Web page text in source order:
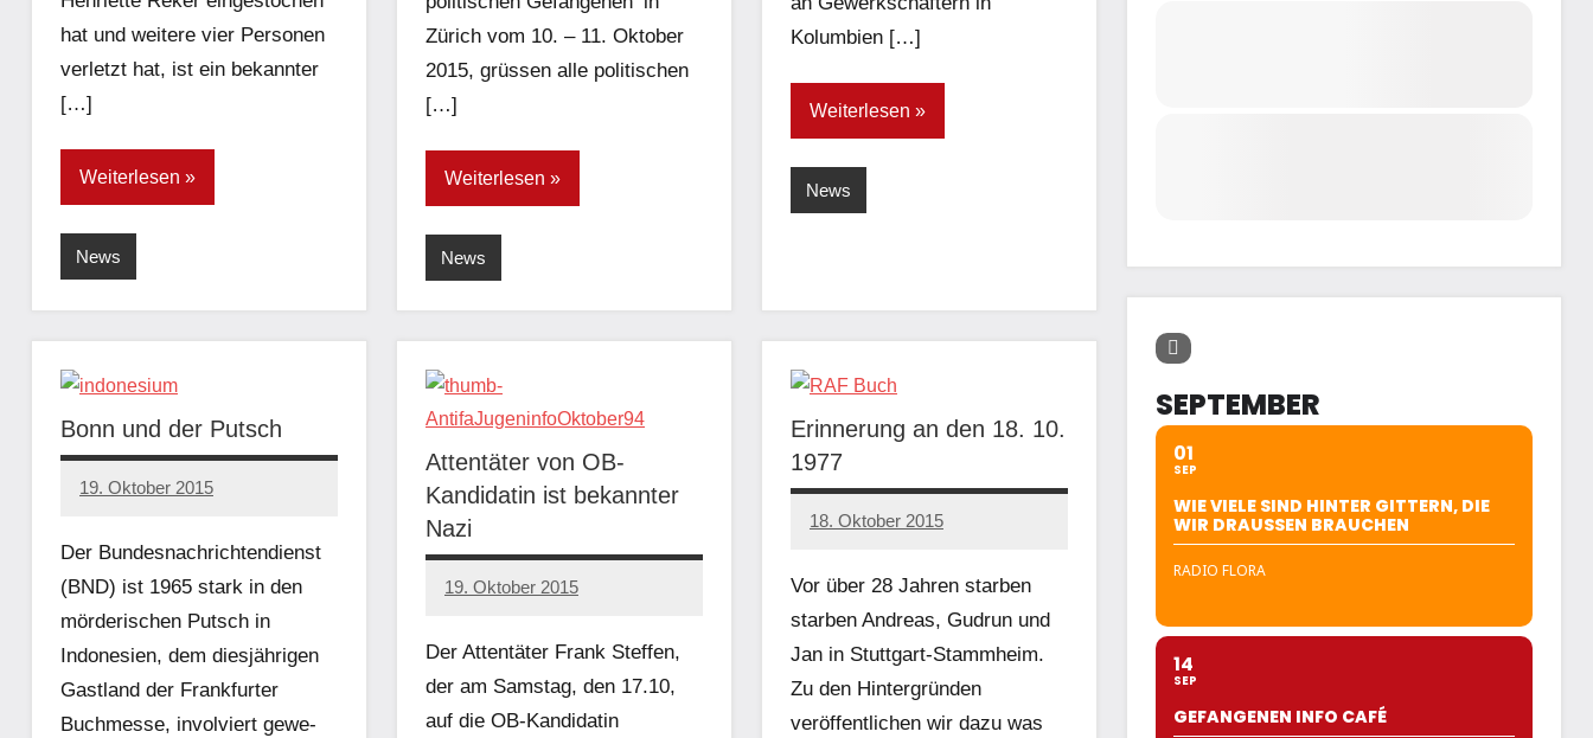
hat und weitere vier Personen
verletzt hat, ist ein bekannter
[…]
Weiterlesen
News
Zürich vom 10. – 11. Oktober
2015, grüssen alle politischen
[…]
Weiterlesen
News
Kolumbien […]
Weiterlesen
News
Bonn und der Putsch
19. Oktober 2015
admin
Der Bun­desnachrich­t­en­di­enst
(BND) ist 1965 stark in den
mörderischen Putsch in
Indone­sien, dem diesjähri­gen
Gast­land der Frank­furter
Buchmesse, involviert gewe­
Attentäter von OB-
Kandidatin ist bekannter
Nazi
19. Oktober 2015
admin
Der Attentäter Frank Steffen,
der am Samstag, den 17.10,
auf die OB-Kandidatin
Erinnerung an den 18. 10.
1977
18. Oktober 2015
admin
Vor über 28 Jahren starben
starben Andreas, Gudrun und
Jan in Stuttgart-Stammheim.
Zu den Hintergründen
veröffentlichen wir dazu was
SEPTEMBER
01
SEP
WIE VIELE SIND HINTER GITTERN, DIE
WIR DRAUSSEN BRAUCHEN
RADIO FLORA
14
SEP
GEFANGENEN INFO CAFÉ